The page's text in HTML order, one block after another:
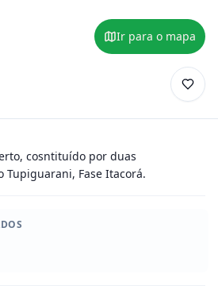
Ir para o mapa
cosntituído por duas
Tupiguarani, Fase Itacorá.